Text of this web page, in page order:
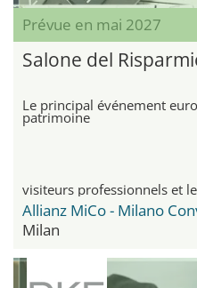
Prévue en mai 2027
Salone del
Le principal événement
patrimoine
visiteurs professionnels et
Allianz MiCo - Milano
Milan